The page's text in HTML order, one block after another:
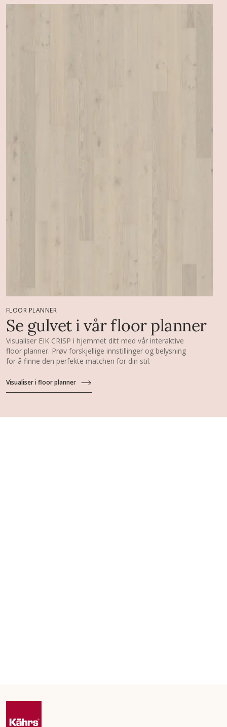
FLOOR PLANNER
Se gulvet i vår floor planner
Visualiser EIK CRISP i hjemmet ditt med vår interaktive
floor planner. Prøv forskjellige innstillinger og belysning
for å finne den perfekte matchen for din stil.
Visualiser i floor planner